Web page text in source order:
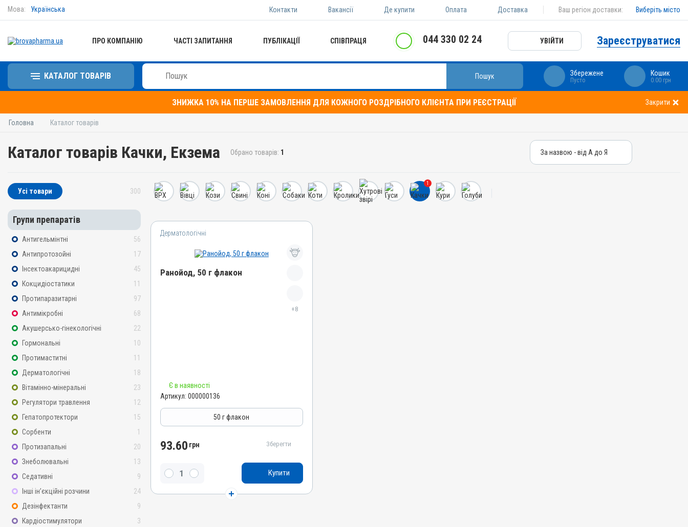
Мова: Українська Контакти Вакансії Де купити Оплата Доставка Ваш регіон доставки: Виберіть місто
ПРО КОМПАНІЮ ЧАСТІ ЗАПИТАННЯ ПУБЛІКАЦІЇ СПІВПРАЦЯ 044 330 02 24 УВІЙТИ Зареєструватися
КАТАЛОГ ТОВАРІВ Пошук Збережене
Пусто
Кошик
0.00 грн
ЗНИЖКА 10% НА ПЕРШЕ ЗАМОВЛЕННЯ ДЛЯ КОЖНОГО РОЗДРІБНОГО КЛІЄНТА ПРИ РЕЄСТРАЦІЇ Закрити
Головна Каталог товарів
Каталог товарів Качки, Екзема Обрано товарів: 1 За назвою - від А до Я
Усі товари 300
Групи препаратів
Антигельмінтні
56
Антипротозойні
17
Інсектоакарицидні
45
Кокцидіостатики
11
Протипаразитарні
97
Антимікробні
68
Акушерсько-гінекологічні
22
Гормональні
10
Протимаститні
11
Дерматологічні
18
Вітамінно-мінеральні
23
Регулятори травлення
12
Гепатопротектори
15
Сорбенти
1
Протизапальні
20
Знеболювальні
13
Седативні
9
Інші ін’єкційні розчини
24
Дезінфектанти
9
Кардіостимулятори
3
1
Дерматологічні
Ранойод, 50 г флакон
+8
АВ-02924-01-11
Дерматологічні, Антимікробні
Порошок
Йодоформ, Сульфагуанідин, Триметоприм
ВРХ, Вівці, Кози, Свині, Коні, Собаки, Коти,
Є в наявності
Артикул: 000000136
50 г флакон
93.60 грн Зберегти
Купити